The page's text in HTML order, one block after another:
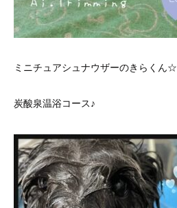
ミニチュアシュナウザーのきらくん☆
炭酸泉温浴コース♪